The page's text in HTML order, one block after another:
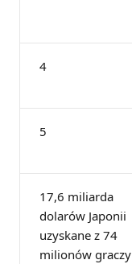
4
5
17,6 miliarda
dolarów Japonii
uzyskane z 74
milionów graczy